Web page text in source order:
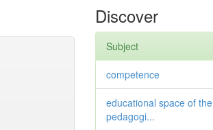
Discover
Subject
competence
educational space of the
pedagogi...